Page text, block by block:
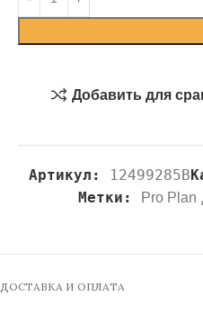
Добавить для
Артикул: 12499285B
Метки: Pro Plan ,
ДОСТАВКА И ОПЛАТА